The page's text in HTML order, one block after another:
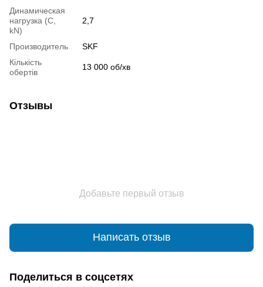
Динамическая
нагрузка (С,
kN)
2,7
Производитель
SKF
Кількість
обертів
13 000 об/хв
Отзывы
Добавьте первый отзыв
Написать отзыв
Поделиться в соцсетях